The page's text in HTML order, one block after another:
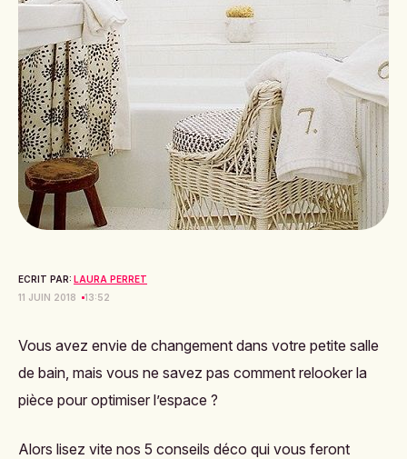
ECRIT PAR: LAURA PERRET
11 JUIN 2018
13:52
Vous avez envie de changement dans votre petite salle
de bain, mais vous ne savez pas comment relooker la
pièce pour optimiser l’espace ?
Alors lisez vite nos 5 conseils déco qui vous feront